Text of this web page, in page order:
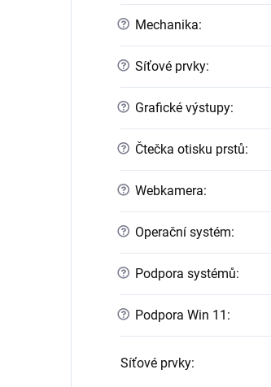
? Mechanika:
? Síťové prvky:
? Grafické výstupy:
? Čtečka otisku prstů:
? Webkamera:
? Operační systém:
? Podpora systémů:
? Podpora Win 11 :
Síťové prvky: